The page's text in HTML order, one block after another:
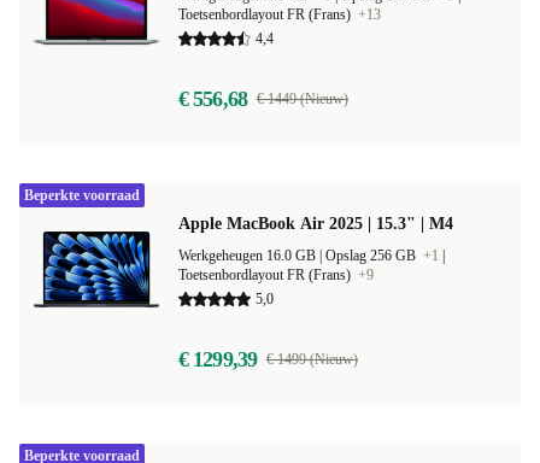
Toetsenbordlayout FR (Frans) +13
4,4
€ 556,68 € 1449 (Nieuw)
Apple MacBook Air 2025 | 15.3" | M4
Opslag 256 GB +1
Toetsenbordlayout FR (Frans) +9
5,0
€ 1299,39 € 1499 (Nieuw)
Beperkte voorraad
Beperkte voorraad